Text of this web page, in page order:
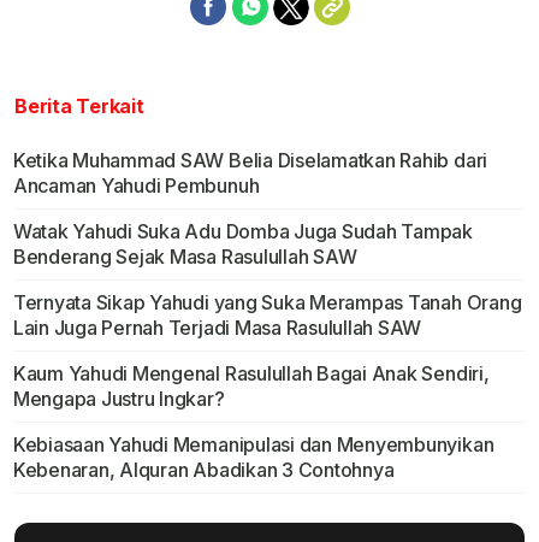
Berita Terkait
Ketika Muhammad SAW Belia Diselamatkan Rahib dari
Ancaman Yahudi Pembunuh
Watak Yahudi Suka Adu Domba Juga Sudah Tampak
Benderang Sejak Masa Rasulullah SAW
Ternyata Sikap Yahudi yang Suka Merampas Tanah Orang
Lain Juga Pernah Terjadi Masa Rasulullah SAW
Kaum Yahudi Mengenal Rasulullah Bagai Anak Sendiri,
Mengapa Justru Ingkar?
Kebiasaan Yahudi Memanipulasi dan Menyembunyikan
Kebenaran, Alquran Abadikan 3 Contohnya